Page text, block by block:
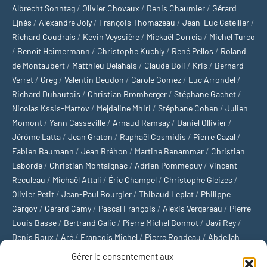
Gérer le consentement aux
Albrecht Sonntag/ Olivier Chovaux / Denis Chaumier/ Gérard
Ejnès / Alexandre Joly/ François Thomazeau / Jean-Luc Gatellier/
Richard Coudrais / Kevin Veyssière/ Mickaël Correia/ Michel Turco
/ Benoît Heimermann / Christophe Kuchly/ René Pellos / Roland
de Montaubert/ Matthieu Delahais / Claude Boli / Kris / Bernard
Verret/ Greg/ Valentin Deudon / Carole Gomez/ Luc Arrondel /
Richard Duhautois / Christian Bromberger/ Stéphane Gachet/
Nicolas Kssis-Martov / Mejdaline Mhiri / Stéphane Cohen / Julien
Momont/ Yann Casseville/ Arnaud Ramsay/ Daniel Ollivier/
Jérôme Latta/ Jean Graton / Raphaël Cosmidis / Pierre Cazal /
Fabien Baumann / Jean Bréhon / Martine Benammar/ Christian
Laborde/ Christian Montaignac/ Adrien Pommepuy/ Vincent
Reculeau / Michaël Attali / Éric Champel / Christophe Gleizes /
Olivier Petit/ Jean-Paul Bourgier/ Thibaud Leplat/ Philippe
Gargov / Gérard Camy/ Pascal François / Alexis Vergereau / Pierre-
Louis Basse/ Bertrand Galic/ Pierre Michel Bonnot/ Javi Rey/
Denis Roux/Aré/François Michel/Pierre Rondeau/Abdellah
Michaël Delépine Stéphane Mourlane